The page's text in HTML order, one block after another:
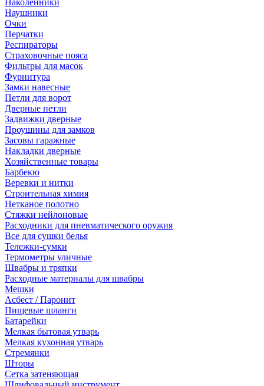
Наколенники
Наушники
Очки
Перчатки
Респираторы
Страховочные пояса
Фильтры для масок
Фурнитура
Замки навесные
Петли для ворот
Дверные петли
Задвижки дверные
Проушины для замков
Засовы гаражные
Накладки дверные
Хозяйственные товары
Барбекю
Веревки и нитки
Строительная химия
Нетканое полотно
Стяжки нейлоновые
Расходники для пневматического оружия
Все для сушки белья
Тележки-сумки
Термометры уличные
Швабры и тряпки
Расходные материалы для швабры
Мешки
Асбест / Паронит
Пищевые шланги
Батарейки
Мелкая бытовая утварь
Мелкая кухонная утварь
Стремянки
Шторы
Сетка затеняющая